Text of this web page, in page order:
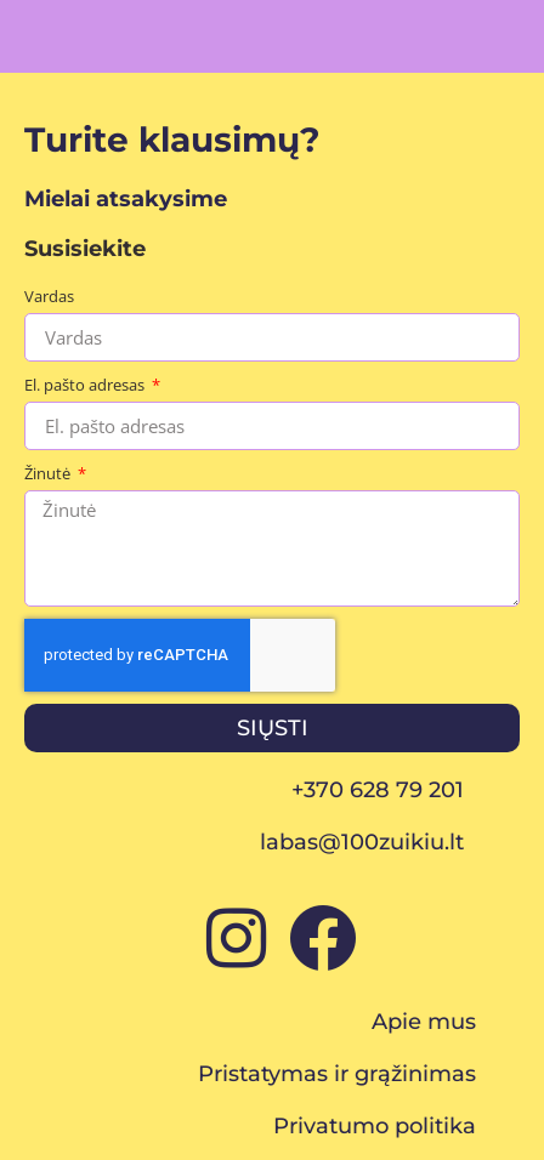
Turite klausimų?
Mielai atsakysime
Susisiekite
Vardas
El. pašto adresas
Žinutė
SIŲSTI
+370 628 79 201
labas@100zuikiu.lt
Apie mus
Pristatymas ir grąžinimas
Privatumo politika